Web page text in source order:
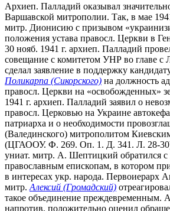
Архиеп. Палладий оказывал
Варшавской митрополии. Так, в мае
митр. Дионисию с призывом
положения устава правосл. Церкви в
30 нояб. 1941 г. архиеп. Палладий
совещание с комитетом УНР во главе
сделал заявление в поддержку
Поликарпа (Сикорского) на должность
правосл. Церкви на «освобожденных»
1941 г. архиеп. Палладий заявил о
правосл. Церковью на Украине
патриарха и о необходимости
(Валединского) митрополитом
(ЦГАООУ. Ф. 269. Оп. 1. Д. 341. Л. 28-
униат. митр. А. Шептицкий обратился с
православным епископам, в котором
в интересах укр. народа.
митр. Алексий (Громадский)
такое объединение преждевременным.
напротив, положительно оценил